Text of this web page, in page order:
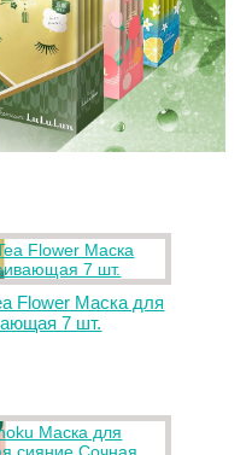
Flower Маска для
7 шт.